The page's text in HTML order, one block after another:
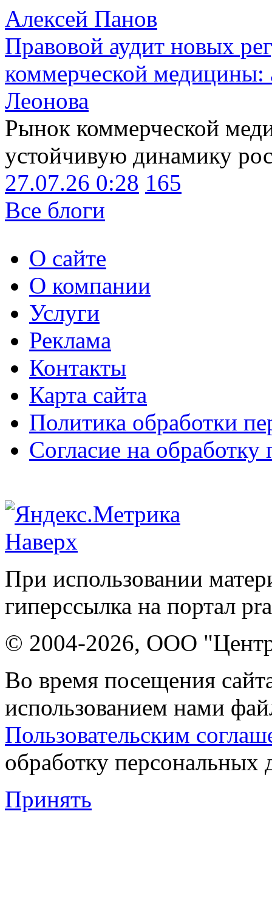
Алексей Панов
Правовой аудит новых
коммерческой медицины:
Леонова
Рынок коммерческой
устойчивую динамику
27.07.26 0:28 165
Все блоги
О сайте
О компании
Услуги
Реклама
Контакты
Карта сайта
Политика обработки
Согласие на
Наверх
При использовании
гиперссылка на портал
© 2004-2026, ООО "Центр
Во время посещения
использованием нами
Пользовательским
обработку персональных
Принять